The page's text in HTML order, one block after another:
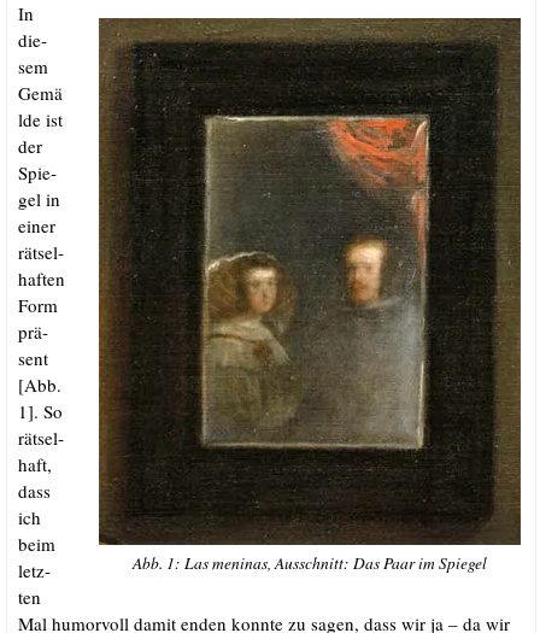
Abb. 1: Las meni­nas, Aus­schnitt: Das Paar im Spiegel
In
die­
sem
Gemä
l­de ist
der
Spie­
gel in
einer
rät­sel­
haf­ten
Form
prä­
sent
[Abb.
1]. So
rät­sel­
haft,
dass
ich
beim
letz­
ten
Mal humor­voll damit enden konn­te zu sagen, dass wir ja – da wir